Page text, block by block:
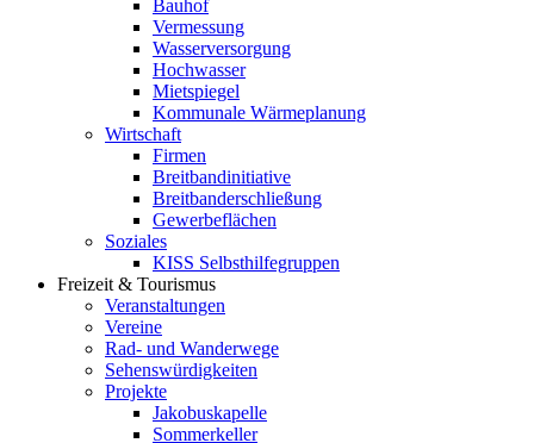
Bauhof
Vermessung
Wasserversorgung
Hochwasser
Mietspiegel
Kommunale Wärmeplanung
Wirtschaft
Firmen
Breitbandinitiative
Breitbanderschließung
Gewerbeflächen
Soziales
KISS Selbsthilfegruppen
Freizeit & Tourismus
Veranstaltungen
Vereine
Rad- und Wanderwege
Sehenswürdigkeiten
Projekte
Jakobuskapelle
Sommerkeller